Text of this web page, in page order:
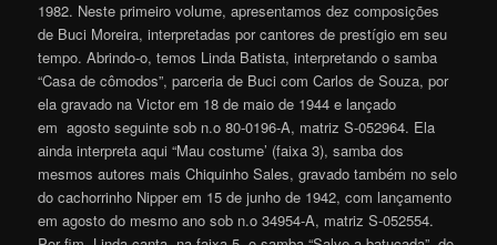
1982. Neste primeiro volume, apresentamos dez composições
de Buci Moreira, interpretadas por cantores de prestígio em seu
tempo. Abrindo-o, temos Linda Batista, interpretando o samba
“Casa de cômodos”, parceria de Buci com Carlos de Souza, por
ela gravado na Victor em 18 de maio de 1944 e lançado
em agosto seguinte sob n.o 80-0196-A, matriz S-052964. Ela
ainda interpreta aqui “Mau costume’ (faixa 3), samba dos
mesmos autores mais Chiquinho Sales, gravado também no selo
do cachorrinho Nipper em 15 de junho de 1942, com lançamento
em agosto do mesmo ano sob n.o 34954-A, matriz S-052554.